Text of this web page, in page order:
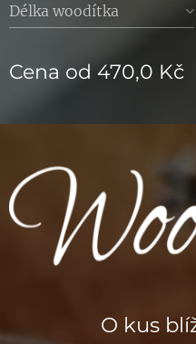
Délka woodítka
Cena od 470,0 Kč
O kus